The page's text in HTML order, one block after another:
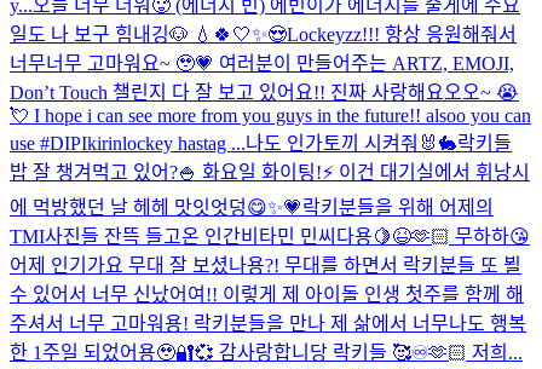
y...오늘 너무 더워🥵 (에너지 빈) 에빈이가 에너지를 줄게에 수요
일도 나 보구 힘내깅🐶 💧🍀🤍✨😍Lockeyzz!!! 항상 응원해줘서
너무너무 고마워요~ 🥹💗 여러분이 만들어주는 ARTZ, EMOJI,
Don’t Touch 챌린지 다 잘 보고 있어요!! 진짜 사랑해요오오~ 😭
💘 I hope i can see more from you guys in the future!! alsoo you can
use #DIPIkirinlockey hastag ...나도 인가토끼 시켜줘🐰🐇락키들
밥 잘 챙겨먹고 있어?🍚 화요일 화이팅!⚡️ 이건 대기실에서 휘낭시
에 먹방했던 날 헤헤 맛잇엇덩😋✨💗락키분들을 위해 어제의
TMI사진들 잔뜩 들고온 인간비타민 민씨다용🍋😆🫶🏻 무하하😘
어제 인기가요 무대 잘 보셨나용?! 무대를 하면서 락키분들 또 뵐
수 있어서 너무 신났어여!! 이렇게 제 아이돌 인생 첫주를 함께 해
주셔서 너무 고마워용! 락키분들을 만나 제 삶에서 너무나도 행복
한 1주일 되었어용🥹🔐💞 감사랑합니당 락키들 🥰♾️🫶🏻 저희...